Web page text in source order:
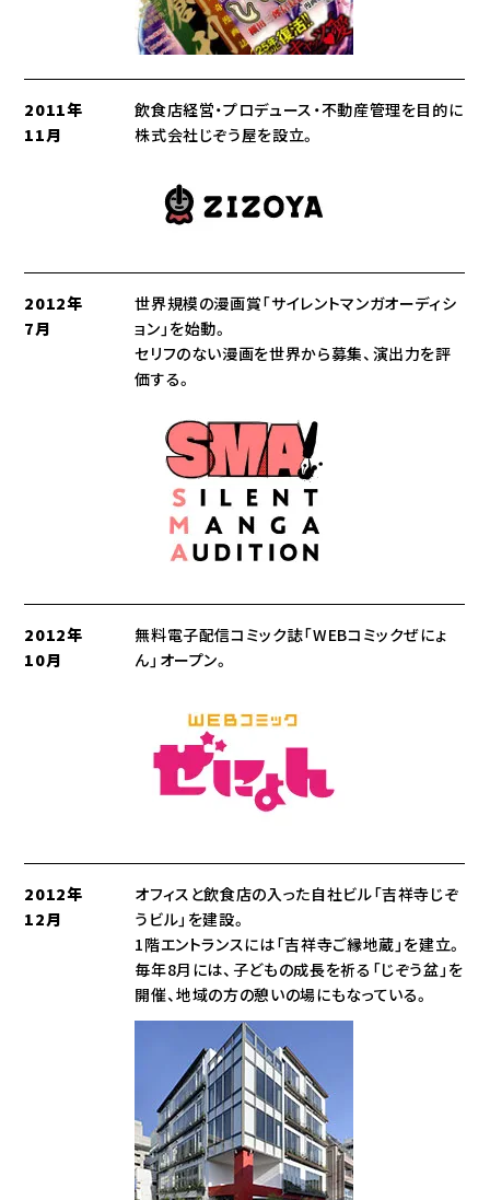
2011年
11月
飲食店経営・プロデュース・不動産管理を目的に
株式会社じぞう屋を設立。
2012年
7月
世界規模の漫画賞「サイレントマンガオーディシ
ョン」を始動。
セリフのない漫画を世界から募集、演出力を評
価する。
2012年
10月
無料電子配信コミック誌「WEBコミックぜにょ
ん」オープン。
2012年
12月
オフィスと飲食店の入った自社ビル「吉祥寺じぞ
うビル」を建設。
1階エントランスには「吉祥寺ご縁地蔵」を建立。
毎年8月には、子どもの成長を祈る「じぞう盆」を
開催、地域の方の憩いの場にもなっている。